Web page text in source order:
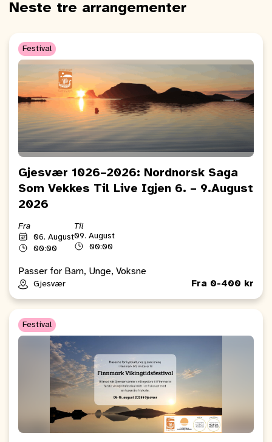
Neste tre arrangementer
Festival
Gjesvær 1026–2026: Nordnorsk Saga
Som Vekkes Til Live Igjen 6. – 9.August
2026
Fra
06. August
00:00
Til
09. August
00:00
Passer for Barn, Unge, Voksne
Gjesvær Fra 0-400 kr
Festival